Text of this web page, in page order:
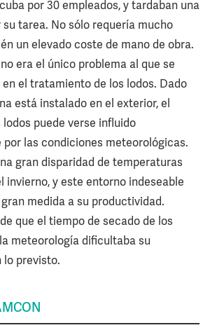
por 30 empleados, y tardaban una
tarea. No sólo requería mucho
un elevado coste de mano de obra.
era el único problema al que se
el tratamiento de los lodos. Dado
está instalado en el exterior, el
puede verse influido
las condiciones meteorológicas.
gran disparidad de temperaturas
invierno, y este entorno indeseable
medida a su productividad.
que el tiempo de secado de los
meteorología dificultaba su
previsto.